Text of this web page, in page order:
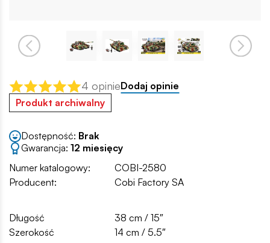
4 opinieDodaj opinie
Produkt archiwalny
Dostępność: Brak
Gwarancja: 12 miesięcy
Numer katalogowy:
COBI-2580
Producent:
Cobi Factory SA
Długość
38 cm / 15″
Szerokość
14 cm / 5.5″